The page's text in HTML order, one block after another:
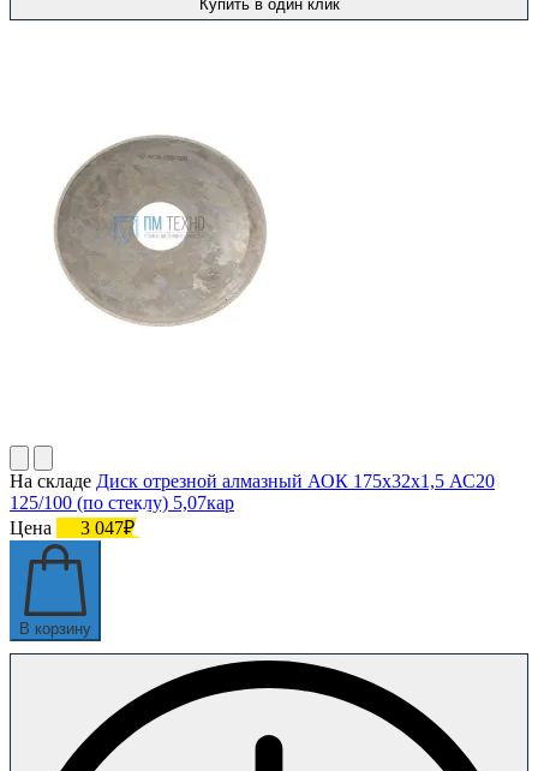
Купить в один клик
На складе Диск отрезной алмазный АОК 175х32х1,5 АС20
125/100 (по стеклу) 5,07кар
Цена
3 047₽
В корзину